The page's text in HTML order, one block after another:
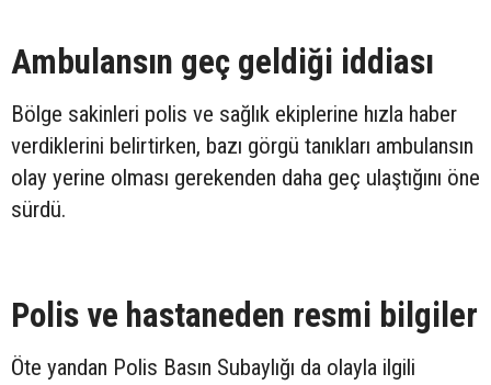
Ambulansın geç geldiği iddiası
Bölge sakinleri polis ve sağlık ekiplerine hızla haber
verdiklerini belirtirken, bazı görgü tanıkları ambulansın
olay yerine olması gerekenden daha geç ulaştığını öne
sürdü.
Polis ve hastaneden resmi bilgiler
Öte yandan Polis Basın Subaylığı da olayla ilgili